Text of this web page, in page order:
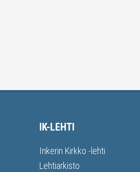
IK-LEHTI
Inkerin Kirkko -lehti
Lehtiarkisto